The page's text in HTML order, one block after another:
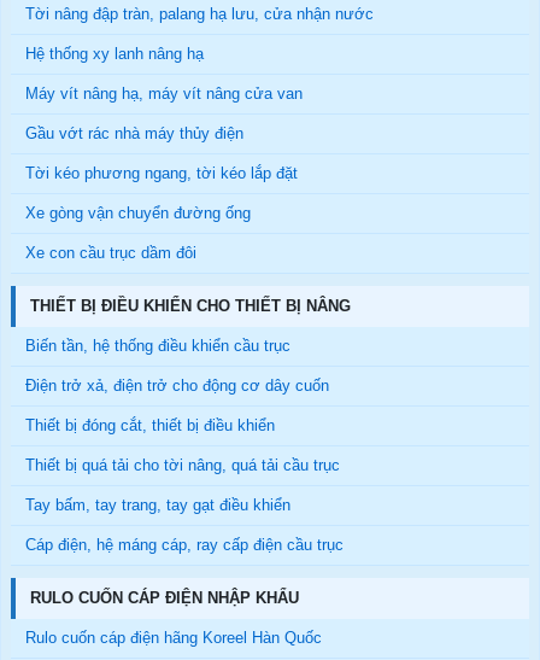
Tời nâng đập tràn, palang hạ lưu, cửa nhận nước
Hệ thống xy lanh nâng hạ
Máy vít nâng hạ, máy vít nâng cửa van
Gầu vớt rác nhà máy thủy điện
Tời kéo phương ngang, tời kéo lắp đặt
Xe gòng vận chuyển đường ống
Xe con cầu trục dầm đôi
THIẾT BỊ ĐIỀU KHIỂN CHO THIẾT BỊ NÂNG
Biến tần, hệ thống điều khiển cầu trục
Điện trở xả, điện trở cho động cơ dây cuốn
Thiết bị đóng cắt, thiết bị điều khiển
Thiết bị quá tải cho tời nâng, quá tải cầu trục
Tay bấm, tay trang, tay gạt điều khiển
Cáp điện, hệ máng cáp, ray cấp điện cầu trục
RULO CUỐN CÁP ĐIỆN NHẬP KHẨU
Rulo cuốn cáp điện hãng Koreel Hàn Quốc